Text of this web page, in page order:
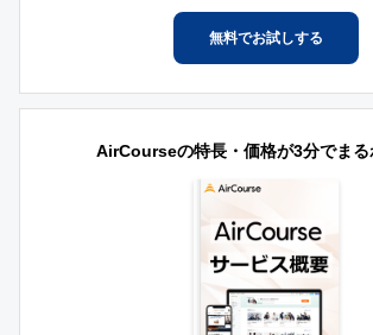
無料でお試しする
AirCourseの特長・価格が3分でまる